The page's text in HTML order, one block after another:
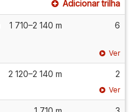
Adicionar trilha
1 710–2 140 m 6
Ver
2 120–2 140 m 2
Ver